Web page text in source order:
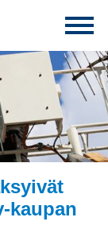
kaupan